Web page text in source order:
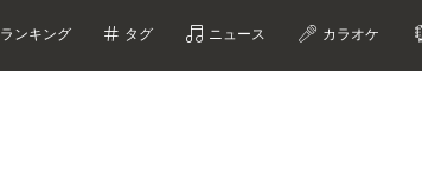
ランキング タグ ニュース カラオケ